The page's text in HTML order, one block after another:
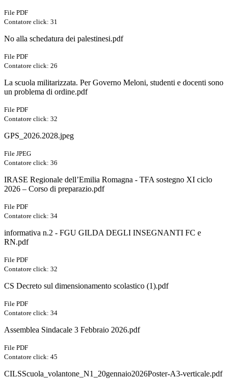
File PDF
Contatore click: 31
No alla schedatura dei palestinesi.pdf
File PDF
Contatore click: 26
La scuola militarizzata. Per Governo Meloni, studenti e docenti sono
un problema di ordine.pdf
File PDF
Contatore click: 32
GPS_2026.2028.jpeg
File JPEG
Contatore click: 36
IRASE Regionale dell’Emilia Romagna - TFA sostegno XI ciclo
2026 – Corso di preparazio.pdf
File PDF
Contatore click: 34
informativa n.2 - FGU GILDA DEGLI INSEGNANTI FC e
RN.pdf
File PDF
Contatore click: 32
CS Decreto sul dimensionamento scolastico (1).pdf
File PDF
Contatore click: 34
Assemblea Sindacale 3 Febbraio 2026.pdf
File PDF
Contatore click: 45
CILSScuola_volantone_N1_20gennaio2026Poster-A3-verticale.pdf